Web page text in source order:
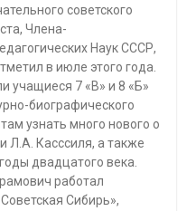
советского
Члена-
Наук СССР,
в июле этого года.
учащиеся 7 «В» и 8 «Б»
биографического
узнать много нового о
Л.А. Касссиля, а также
двадцатого века.
работал
Сибирь»,